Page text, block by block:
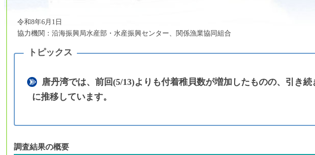
令和8年6月1日
協力機関：沿海振興局水産部・水産振興センター、関係漁業協同組合
唐丹湾では、前回(5/13)よりも付着稚貝数が増加したものの、引き続
に推移しています。
調査結果の概要